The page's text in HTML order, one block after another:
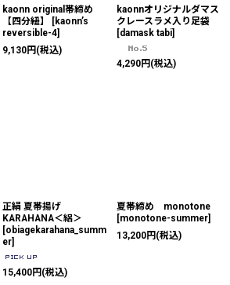
kaonn original帯締め
【四分紐】
[kaonn’s
reversible-4]
9,130円 (税込)
kaonnオリジナルダマス
クレースラメ入り足袋
[damask tabi]
4,290円 (税込)
正絹 夏帯揚げ
KARAHANA＜絽＞
[obiagekarahana_summ
er]
15,400円 (税込)
夏帯締め monotone
[monotone-summer]
13,200円 (税込)